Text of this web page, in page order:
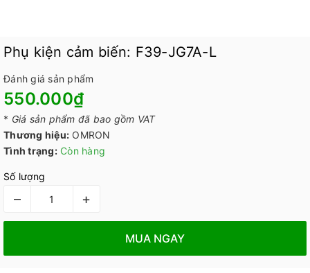
Phụ kiện cảm biến: F39-JG7A-L
Đánh giá sản phẩm
550.000₫
* Giá sản phẩm đã bao gồm VAT
Thương hiệu: OMRON
Tình trạng: Còn hàng
Số lượng
– +
MUA NGAY